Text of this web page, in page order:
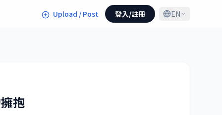
Upload / Post 登入/註冊 EN
抱